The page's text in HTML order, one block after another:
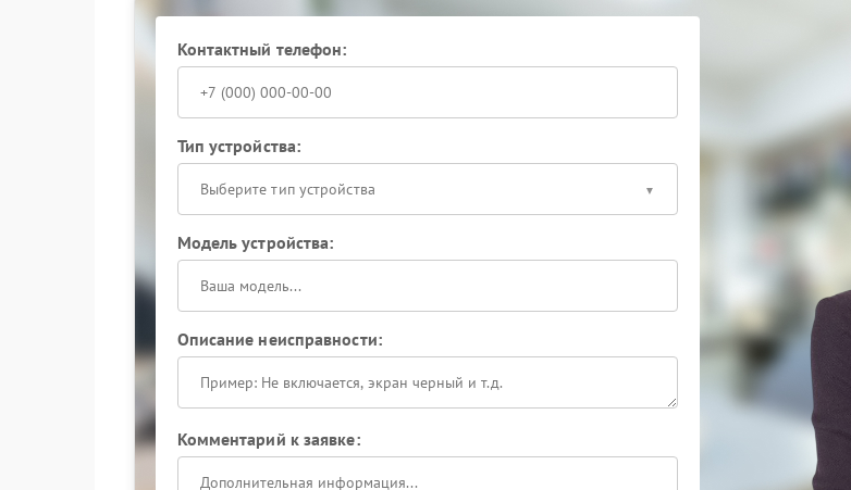
специалистам. Это снижает вероятность прогрессирования скрытых повреждений и сохраняет
ресурс основных компонентов ИБП.
Контактный телефон:
Тип устройства:
Выберите тип устройства
Модель устройства:
Описание неисправности:
Комментарий к заявке: